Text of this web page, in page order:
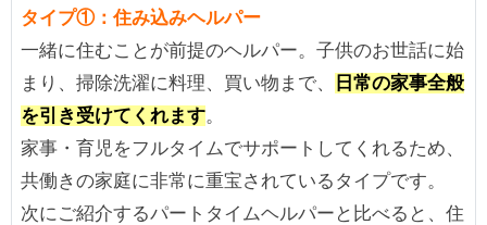
タイプ①：住み込みヘルパー
一緒に住むことが前提のヘルパー。子供のお世話に始
まり、掃除洗濯に料理、買い物まで、
日常の家事全般
を引き受けてくれます。
家事・育児をフルタイムでサポートしてくれるため、
共働きの家庭に非常に重宝されているタイプです。
次にご紹介するパートタイムヘルパーと比べると、住